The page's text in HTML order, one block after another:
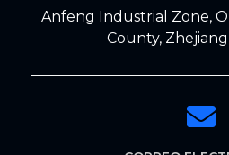
Anfeng Industrial Zone,
County,